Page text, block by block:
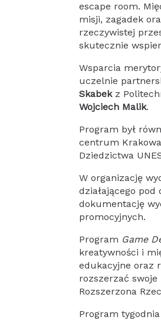
escape room.
misji, zagadek
rzeczywistej
skutecznie
Wsparcia
uczelnie
Skabekz
Wojciech Malik.
Program był
centrum
Dziedzictwa
W organizację
działającego pod
dokumentację
promocyjnych.
Program Game
kreatywności i
edukacyjne oraz
rozszerzać
Rozszerzona
Program